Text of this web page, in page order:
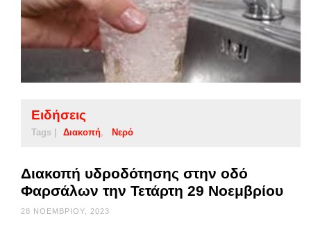
Ειδήσεις
Tags | Διακοπή Νερό
Διακοπή υδροδότησης στην οδό
Φαρσάλων την Τετάρτη 29 Νοεμβρίου
28 ΝΟΕΜΒΡΊΟΥ, 2023